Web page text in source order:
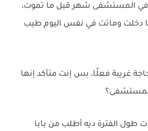
في المستشفى شهر قبل ما تموت،
دخلت وماتت في نفس اليوم طيب
غريبة فعلًا، بس إنت متأكد إنها
طول الفترة ديه أطلب من بابا